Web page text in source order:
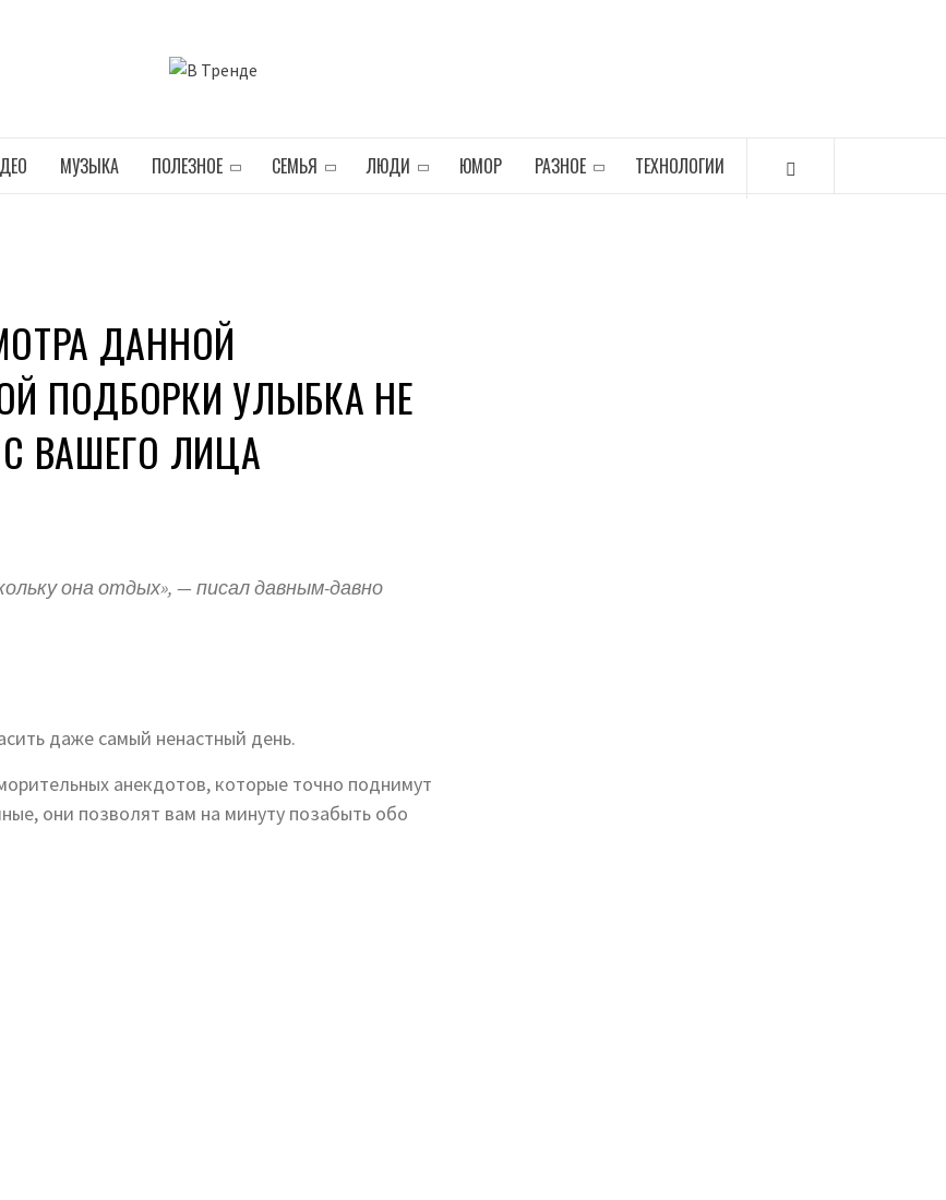
МУЗЫКА ПОЛЕЗНОЕ СЕМЬЯ ЛЮДИ ЮМОР РАЗНОЕ ТЕХНОЛОГИИ
ДАННОЙ
ПОДБОРКИ УЛЫБКА НЕ
ВАШЕГО ЛИЦА
она отдых», — писал давным-давно
даже самый ненастный день.
анекдотов, которые точно поднимут
они позволят вам на минуту позабыть обо